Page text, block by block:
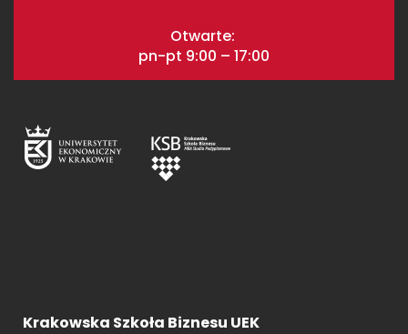
Otwarte:
pn-pt 9:00 – 17:00
Krakowska Szkoła Biznesu UEK